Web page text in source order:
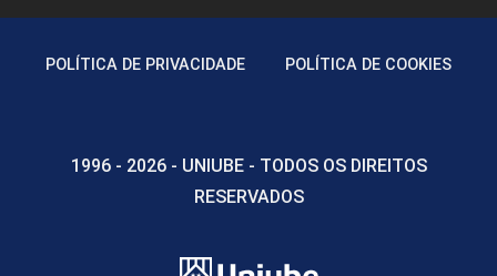
ENCONTRO ACADÊMICO/AVALIAÇÃO
POLÍTICA DE PRIVACIDADE POLÍTICA DE COOKIES
1996 - 2026 - UNIUBE - TODOS OS DIREITOS
RESERVADOS